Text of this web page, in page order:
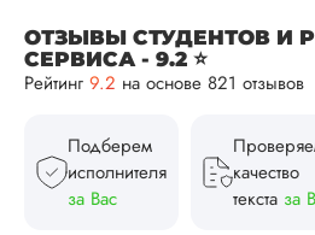
ОТЗЫВЫ СТУДЕНТОВ И
СЕРВИСА - 9.2 ⭐
Рейтинг 9.2 на основе 821 отзывов
Подберем
исполнителя
за Вас
качество
текста за